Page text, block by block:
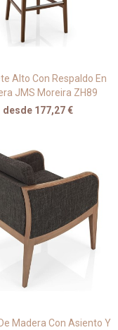
Alto Con Respaldo En
JMS Moreira ZH89
desde 177,27 €
Madera Con Asiento Y